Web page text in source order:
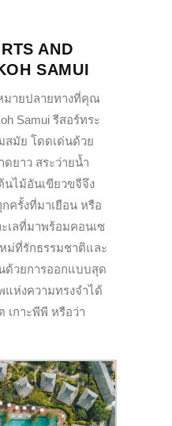
AND
SAMUI
มายปลายทางที่คุณ
Samui รีสอร์ทระ
สมัย โดดเด่นด้วย
ยาว สระว่ายน้ำ
ไม้อันเขียวขจีจึง
ครั้งที่มาเยือน หรือ
เลที่มาพร้อมคอนเซ
ม่ที่รักธรรมชาติและ
ด้วยการออกแบบสุด
แห่งความทรงจำได้
เกาะพีพี หรือว่า